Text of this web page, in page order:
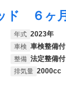
年式 2023年
車検 車検整備付
整備 法定整備付
排気量 2000cc